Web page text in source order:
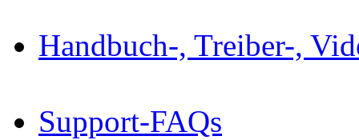
Handbuch-, Treiber-,
Support-FAQs